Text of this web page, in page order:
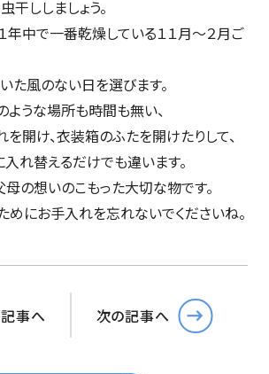
ししましょう。
年中で一番乾燥している１１月～２月ご
た風のない日を選びます。
ような場所も時間も無い、
を開け、衣装箱のふたを開けたりして、
れ替えるだけでも違います。
の想いのこもった大切な物です。
めにお手入れを忘れないでくださいね。
事へ 次の記事へ